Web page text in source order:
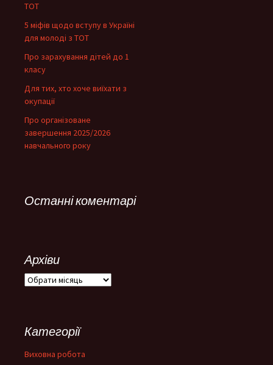
ТОТ
5 міфів щодо вступу в Україні
для молоді з ТОТ
Про зарахування дітей до 1
класу
Для тих, хто хоче виїхати з
окупації
Про організоване
завершення 2025/2026
навчального року
Останні коментарі
Архіви
Архіви
Категорії
Виховна робота